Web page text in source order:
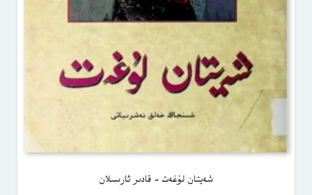
شەيتان لۇغەت – قادىر ئارسىلان